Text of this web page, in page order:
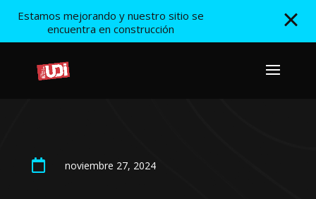
Estamos mejorando y nuestro sitio se
encuentra en construcción
 noviembre 27, 2024